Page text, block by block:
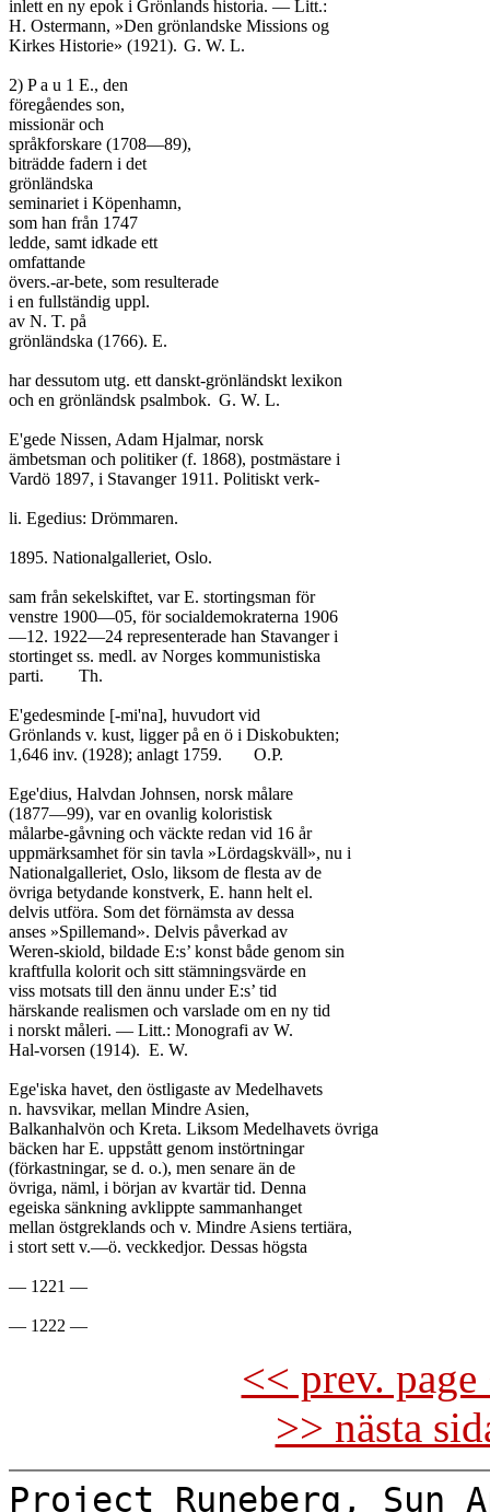
inlett en ny epok i Grönlands historia. — Litt.:
H. Ostermann, »Den grönlandske Missions og
Kirkes Historie» (1921).	G. W. L.
2) P a u 1 E., den
föregåendes son,
missionär och
språkforskare (1708—89),
biträdde fadern i det
grönländska
seminariet i Köpenhamn,
som han från 1747
ledde, samt idkade ett
omfattande
övers.-ar-bete, som resulterade
i en fullständig uppl.
av N. T. på
grönländska (1766). E.
har dessutom utg. ett danskt-grönländskt lexikon
och en grönländsk psalmbok.	G. W. L.
E'gede Nissen, Adam Hjalmar, norsk
ämbetsman och politiker (f. 1868), postmästare i
Vardö 1897, i Stavanger 1911. Politiskt verk-
li. Egedius: Drömmaren.
1895. Nationalgalleriet, Oslo.
sam från sekelskiftet, var E. stortingsman för
venstre 1900—05, för socialdemokraterna 1906
—12. 1922—24 representerade han Stavanger i
stortinget ss. medl. av Norges kommunistiska
parti.	Th.
E'gedesminde [-mi'na], huvudort vid
Grönlands v. kust, ligger på en ö i Diskobukten;
1,646 inv. (1928); anlagt 1759.	O.P.
Ege'dius, Halvdan Johnsen, norsk målare
(1877—99), var en ovanlig koloristisk
målarbe-gåvning och väckte redan vid 16 år
uppmärksamhet för sin tavla »Lördagskväll», nu i
Nationalgalleriet, Oslo, liksom de flesta av de
övriga betydande konstverk, E. hann helt el.
delvis utföra. Som det förnämsta av dessa
anses »Spillemand». Delvis påverkad av
Weren-skiold, bildade E:s’ konst både genom sin
kraftfulla kolorit och sitt stämningsvärde en
viss motsats till den ännu under E:s’ tid
härskande realismen och varslade om en ny tid
i norskt måleri. — Litt.: Monografi av W.
Hal-vorsen (1914).	E. W.
Ege'iska havet, den östligaste av Medelhavets
n. havsvikar, mellan Mindre Asien,
Balkanhalvön och Kreta. Liksom Medelhavets övriga
bäcken har E. uppstått genom instörtningar
(förkastningar, se d. o.), men senare än de
övriga, näml, i början av kvartär tid. Denna
egeiska sänkning avklippte sammanhanget
mellan östgreklands och v. Mindre Asiens tertiära,
i stort sett v.—ö. veckkedjor. Dessas högsta
— 1221 —
<< prev.
>> nästa
Project Runeberg, Sun